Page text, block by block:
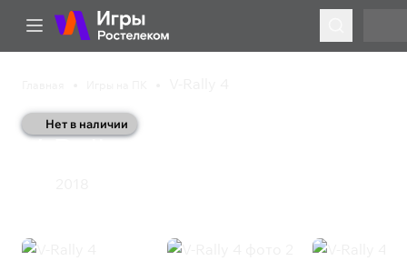
Нет в наличии
V-Rally 4